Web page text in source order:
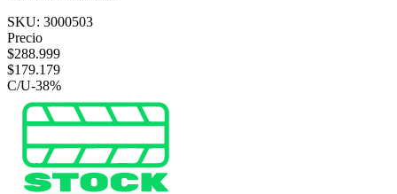
SKU: 3000503
Precio
$288.999
$179.179
C/U-38%